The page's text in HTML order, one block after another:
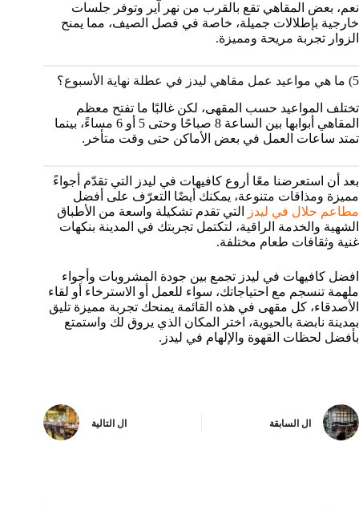
نعم، بعض المقاهي تقع بالقرب من نهر آير وتوفر جلسات
خارجية بإطلالات جميلة، خاصة في فصل الصيف، مما يمنح
الزوار تجربة مريحة ومميزة.
5) ما هي مواعيد عمل مقاهي ليدز في عطلة نهاية الأسبوع؟
تختلف المواعيد حسب المقهى، لكن غالبًا ما تفتح معظم
المقاهي أبوابها بين الساعة 8 صباحًا وحتى 5 أو 6 مساءً، بينما
تمتد ساعات العمل في بعض الأماكن حتى وقت متأخر.
بعد أن استعرضنا معًا أروع كافيهات في ليدز التي تقدّم أجواءً
مميزة ومذاقات متنوعة، يمكنك أيضًا التعرّف على أفضل
مطاعم حلال في ليدز
التي تقدم تشكيلة واسعة من الأطباق
الشهية والخدمة الراقية، لتكتمل تجربتك في المدينة بنكهات
غنية وثقافات طعام مختلفة.
افضل كافيهات في ليدز تجمع بين جودة المشروبات وأجواء
ملهمة تنسجم مع احتياجاتك، سواء للعمل أو الاسترخاء أو لقاء
الأصدقاء، كل مقهى في هذه القائمة يمنحك تجربة مميزة تليق
بمدينة نابضة بالحيوية، اختر المكان الذي يروق لك واستمتع
بأفضل لحظات القهوة والإلهام في ليدز.
ال السابقة ال التالية